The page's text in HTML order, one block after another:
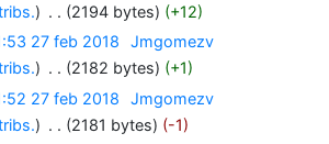
2194 bytes
+12
27 feb 2018
Jmgomezv
2182 bytes
+1
27 feb 2018
Jmgomezv
2181 bytes
-1